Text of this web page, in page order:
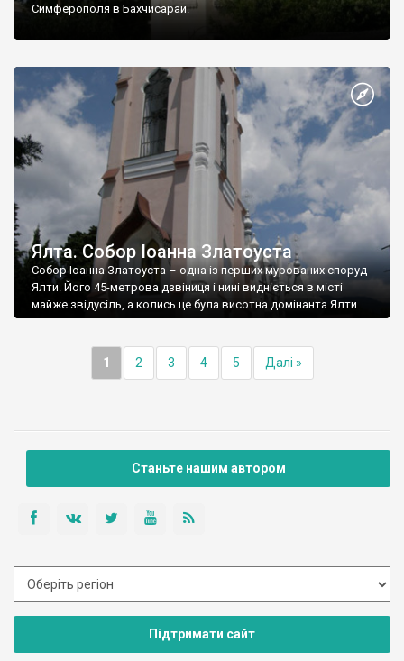
Симферополя в Бахчисарай.
Ялта. Собор Іоанна Златоуста
Собор Іоанна Златоуста – одна із перших мурованих споруд
Ялти. Його 45-метрова дзвіниця і нині видніється в місті
майже звідусіль, а колись це була висотна домінанта Ялти.
1 2 3 4 5 Далі »
Станьте нашим автором
Підтримати сайт